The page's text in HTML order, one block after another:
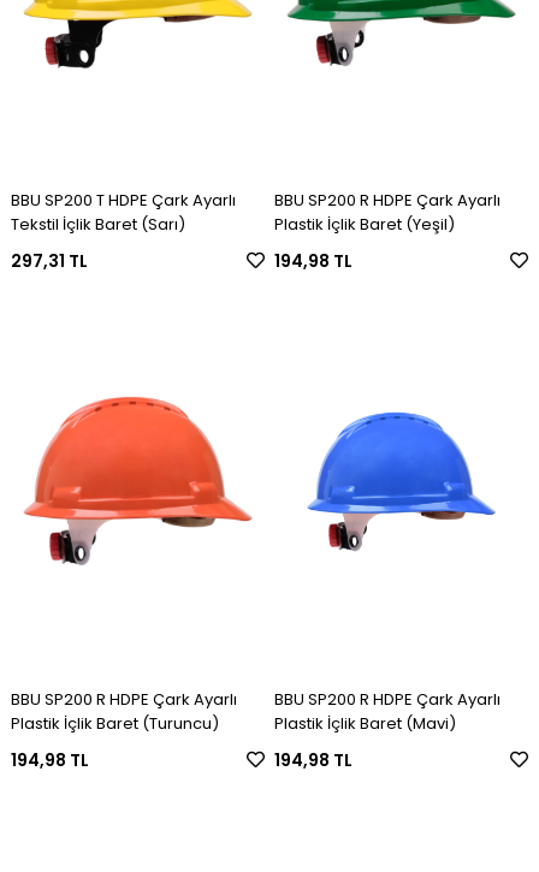
BBU SP200 T HDPE Çark Ayarlı
Tekstil İçlik Baret (Sarı)
297,31 TL
BBU SP200 R HDPE Çark Ayarlı
Plastik İçlik Baret (Yeşil)
194,98 TL
BBU SP200 R HDPE Çark Ayarlı
Plastik İçlik Baret (Turuncu)
194,98 TL
BBU SP200 R HDPE Çark Ayarlı
Plastik İçlik Baret (Mavi)
194,98 TL